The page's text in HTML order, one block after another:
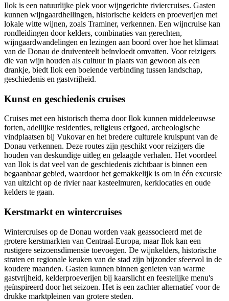
Ilok is een natuurlijke plek voor wijngerichte riviercruises. Gasten
kunnen wijngaardhellingen, historische kelders en proeverijen met
lokale witte wijnen, zoals Traminer, verkennen. Een wijncruise kan
rondleidingen door kelders, combinaties van gerechten,
wijngaardwandelingen en lezingen aan boord over hoe het klimaat
van de Donau de druiventeelt beïnvloedt omvatten. Voor reizigers
die van wijn houden als cultuur in plaats van gewoon als een
drankje, biedt Ilok een boeiende verbinding tussen landschap,
geschiedenis en gastvrijheid.
Kunst en geschiedenis cruises
Cruises met een historisch thema door Ilok kunnen middeleeuwse
forten, adellijke residenties, religieus erfgoed, archeologische
vindplaatsen bij Vukovar en het bredere culturele kruispunt van de
Donau verkennen. Deze routes zijn geschikt voor reizigers die
houden van deskundige uitleg en gelaagde verhalen. Het voordeel
van Ilok is dat veel van de geschiedenis zichtbaar is binnen een
begaanbaar gebied, waardoor het gemakkelijk is om in één excursie
van uitzicht op de rivier naar kasteelmuren, kerklocaties en oude
kelders te gaan.
Kerstmarkt en wintercruises
Wintercruises op de Donau worden vaak geassocieerd met de
grotere kerstmarkten van Centraal-Europa, maar Ilok kan een
rustigere seizoensdimensie toevoegen. De wijnkelders, historische
straten en regionale keuken van de stad zijn bijzonder sfeervol in de
koudere maanden. Gasten kunnen binnen genieten van warme
gastvrijheid, kelderproeverijen bij kaarslicht en feestelijke menu's
geïnspireerd door het seizoen. Het is een zachter alternatief voor de
drukke marktpleinen van grotere steden.